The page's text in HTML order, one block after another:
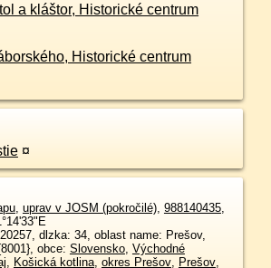
¤
, uprav v JOSM (pokročilé), 988140435,
obce: Slovensko, Východné
, Košická kotlina, okres Prešov, Prešov,